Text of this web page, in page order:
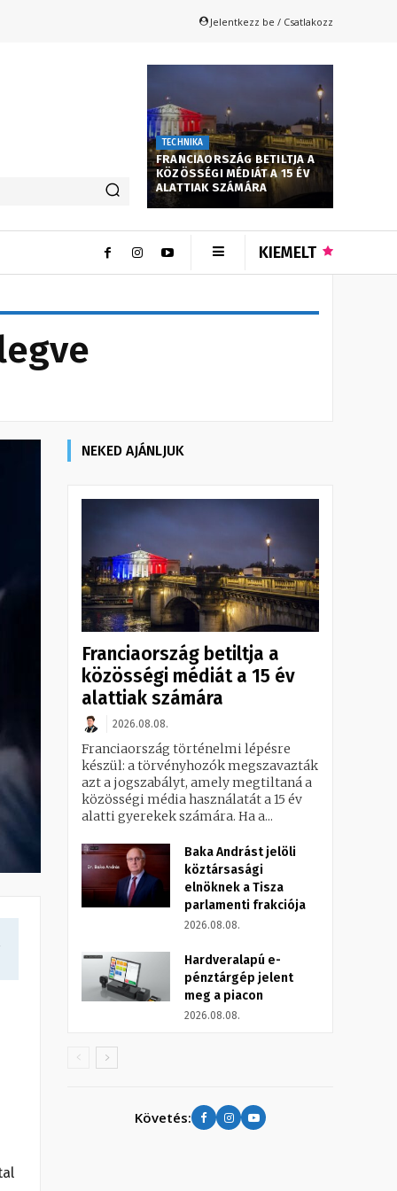
Jelentkezz be / Csatlakozz
TECHNIKA
FRANCIAORSZÁG BETILTJA A
KÖZÖSSÉGI MÉDIÁT A 15 ÉV
ALATTIAK SZÁMÁRA
KIEMELT
NEKED AJÁNLJUK
Franciaország betiltja a
közösségi médiát a 15 év
alattiak számára
2026.08.08.
Franciaország történelmi lépésre
készül: a törvényhozók megszavazták
azt a jogszabályt, amely megtiltaná a
közösségi média használatát a 15 év
alatti gyerekek számára. Ha a...
Baka Andrást jelöli
köztársasági
elnöknek a Tisza
parlamenti frakciója
2026.08.08.
Hardveralapú e-
pénztárgép jelent
meg a piacon
2026.08.08.
Követés: